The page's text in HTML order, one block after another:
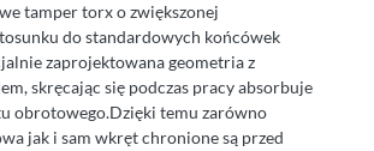
tamper torx o zwiększonej
do standardowych końcówek
zaprojektowana geometria z
skręcając się podczas pracy absorbuje
obrotowego.Dzięki temu zarówno
jak i sam wkręt chronione są przed